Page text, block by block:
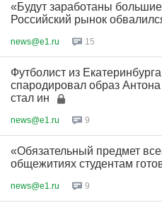
«Будут заработаны
Российский рынок
news@e1.ru 15
Футболист из Екатеринбурга
спародировал образ
стал ин
news@e1.ru 9
«Обязательный предмет
общежитиях студентам
news@e1.ru 9